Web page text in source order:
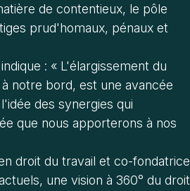
de contentieux, le pôle
prud'homaux, pénaux et
: « L'élargissement du
notre bord, est une avancée
des synergies qui
que nous apporterons à nos
droit du travail et co-fondatrice
une vision à 360° du droit